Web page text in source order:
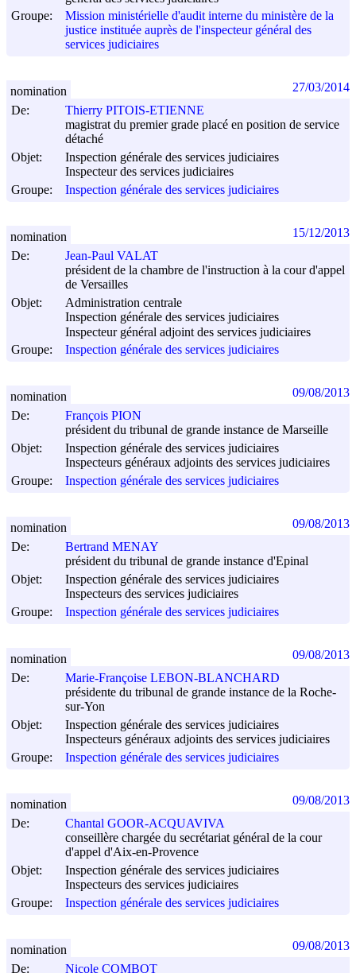
Groupe:
Mission ministérielle d'audit interne du ministère de la
justice instituée auprès de l'inspecteur général des
services judiciaires
De:
Thierry PITOIS-ETIENNE
magistrat du premier grade placé en position de service
détaché
Objet:
Inspection générale des services judiciaires
Inspecteur des services judiciaires
Groupe:
Inspection générale des services judiciaires
nomination 27/03/2014
De:
Jean-Paul VALAT
président de la chambre de l'instruction à la cour d'appel
de Versailles
Objet:
Administration centrale
Inspection générale des services judiciaires
Inspecteur général adjoint des services judiciaires
Groupe:
Inspection générale des services judiciaires
nomination 15/12/2013
De:
François PION
président du tribunal de grande instance de Marseille
Objet:
Inspection générale des services judiciaires
Inspecteurs généraux adjoints des services judiciaires
Groupe:
Inspection générale des services judiciaires
nomination 09/08/2013
De:
Bertrand MENAY
président du tribunal de grande instance d'Epinal
Objet:
Inspection générale des services judiciaires
Inspecteurs des services judiciaires
Groupe:
Inspection générale des services judiciaires
nomination 09/08/2013
De:
Marie-Françoise LEBON-BLANCHARD
présidente du tribunal de grande instance de la Roche-
sur-Yon
Objet:
Inspection générale des services judiciaires
Inspecteurs généraux adjoints des services judiciaires
Groupe:
Inspection générale des services judiciaires
nomination 09/08/2013
De:
Chantal GOOR-ACQUAVIVA
conseillère chargée du secrétariat général de la cour
d'appel d'Aix-en-Provence
Objet:
Inspection générale des services judiciaires
Inspecteurs des services judiciaires
Groupe:
Inspection générale des services judiciaires
nomination 09/08/2013
De: Nicole COMBOT
nomination 09/08/2013